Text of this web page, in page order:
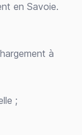
en Savoie.
à
;